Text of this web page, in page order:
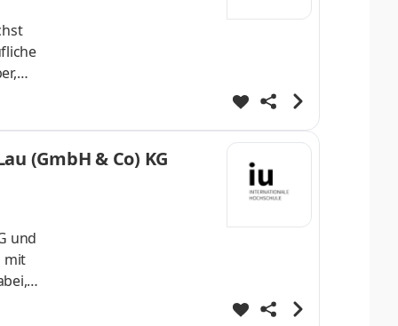
(GmbH & Co) KG
und
mit
wir